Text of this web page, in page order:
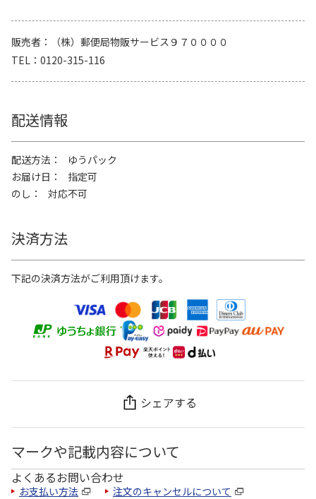
販売者
（株）郵便局物販サービス９７００００
TEL
0120-315-116
配送情報
配送方法
ゆうパック
お届け日
指定可
のし
対応不可
決済方法
下記の決済方法がご利用頂けます。
シェアする
マークや記載内容について
よくあるお問い合わせ
お支払い方法 注文のキャンセルについて